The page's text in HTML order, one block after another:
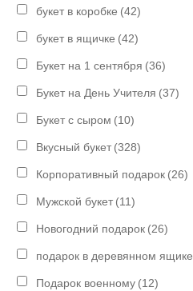
букет в коробке (42)
букет в ящичке (42)
Букет на 1 сентября (36)
Букет на День Учителя (37)
Букет с сыром (10)
Вкусный букет (328)
Корпоративный подарок (26)
Мужской букет (11)
Новогодний подарок (26)
подарок в деревянном ящике
Подарок военному (12)